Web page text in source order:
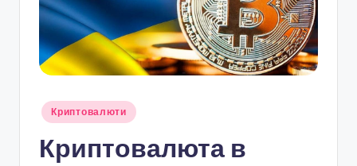
Опубліковано
Криптовалюти
Криптовалюта в